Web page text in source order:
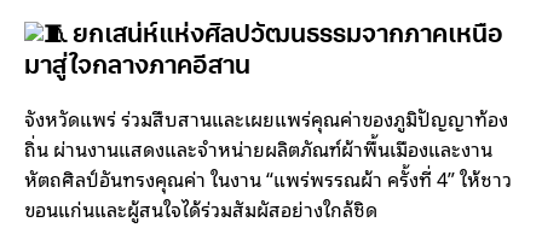
ยกเสน่ห์แห่งศิลปวัฒนธรรมจากภาคเหนือ
มาสู่ใจกลางภาคอีสาน
จังหวัดแพร่ ร่วมสืบสานและเผยแพร่คุณค่าของภูมิปัญญาท้อง
ถิ่น ผ่านงานแสดงและจำหน่ายผลิตภัณฑ์ผ้าพื้นเมืองและงาน
หัตถศิลป์อันทรงคุณค่า ในงาน “แพร่พรรณผ้า ครั้งที่ 4” ให้ชาว
ขอนแก่นและผู้สนใจได้ร่วมสัมผัสอย่างใกล้ชิด